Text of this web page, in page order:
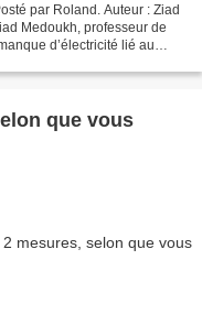
par Roland. Auteur : Ziad
Medoukh, professeur de
d’électricité lié au
que vous